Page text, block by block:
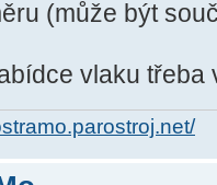
(může být
vlaku třeba